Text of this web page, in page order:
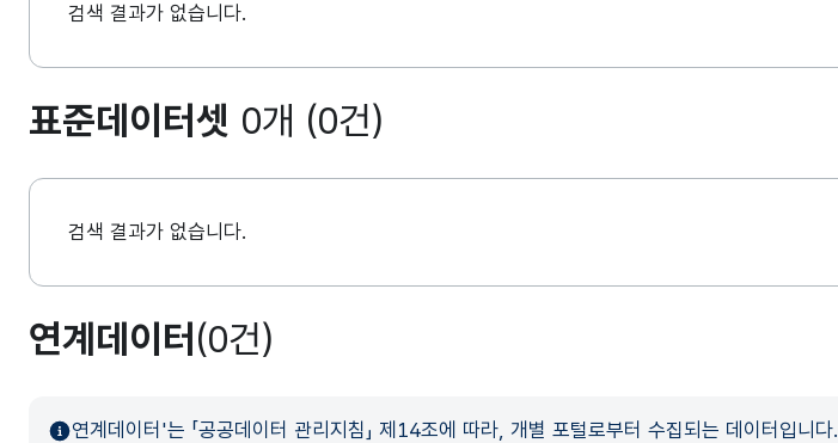
검색 결과가 없습니다.
표준데이터셋 0개 (0건)
검색 결과가 없습니다.
연계데이터 (0건)
연계데이터'는 「공공데이터 관리지침」 제14조에 따라, 개별 포털로부터 수집되는 데이터입니다.